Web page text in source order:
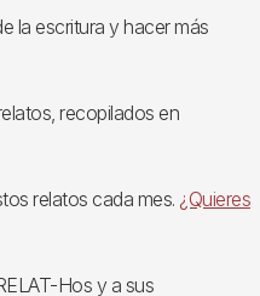
la escritura y hacer más
recopilados en
relatos cada mes. ¿Quieres
Hos y a sus